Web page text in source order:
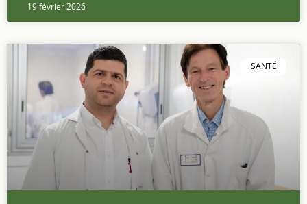
19 février 2026
SANTÉ